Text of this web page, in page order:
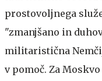
prostovoljnega
"zmanjšano in
militaristična
v pomoč. Za